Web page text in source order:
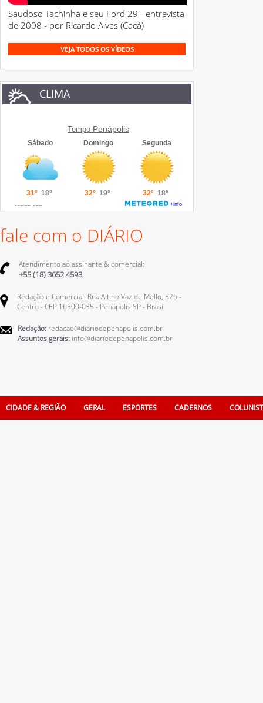
Saudoso Tachinha e seu Ford 29 - entrevista
de 2008 - por Ricardo Alves (Cacá)
VEJA TODOS OS VÍDEOS
CLIMA
Tempo Penápolis
fale com o DIÁRIO
Atendimento ao assinante & comercial:
+55 (18) 3652.4593
Redação e Comercial: Rua Altino Vaz de Mello, 526 -
Centro - CEP 16300-035 - Penápolis SP - Brasil
Redação: redacao@diariodepenapolis.com.br
Assuntos gerais: info@diariodepenapolis.com.br
CIDADE & REGIÃO GERAL ESPORTES CADERNOS